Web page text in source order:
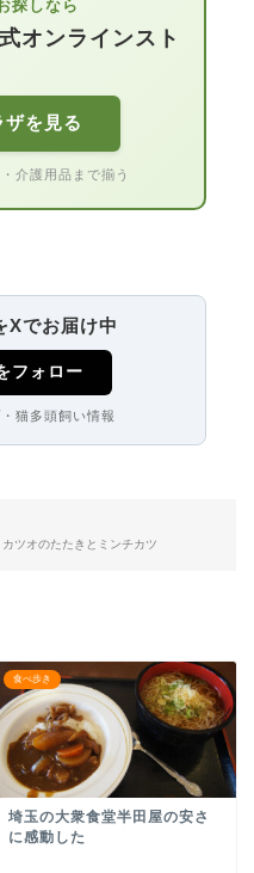
探しなら
オンラインスト
ザを見る
介護用品まで揃う
Xでお届け中
フォロー
猫多頭飼い情報
ツオのたたきとミンチカツ
食べ歩き
埼玉の大衆食堂半田屋の安さ
に感動した